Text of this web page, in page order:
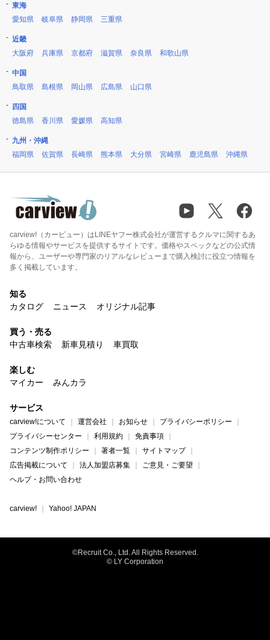
東海
愛知県
岐阜県 静岡県 三重県
近畿
大阪府
兵庫県 京都府 滋賀県 奈良県 和歌山県
中国
鳥取県
島根県 岡山県 広島県 山口県
四国
徳島県
香川県 愛媛県 高知県
九州・沖縄
福岡県
佐賀県 長崎県 熊本県 大分県 宮崎県 鹿児島県 沖縄県
carview!（カービュー）はLINEヤフー株式会社が運営するクルマに関するあ
らゆる情報やサービスを提供するサイトです。価格やスペックなどの公式情
報から、ユーザーや専門家のリアルなレビューまで購入検討に役立つ情報を
多く掲載しています。
知る
カタログ
ニュース オリジナル記事
買う・売る
中古車検索
新車見積り 車買取
楽しむ
マイカー
みんカラ
サービス
carview!について 運営会社 お知らせ
プライバシーポリシー
プライバシーセンター
利用規約
免責事項
コンテンツ制作ポリシー
著者一覧
サイトマップ
広告掲載について
法人加盟店募集
ご意見・ご要望
ヘルプ・お問い合わせ
carview! Yahoo! JAPAN
©Recruit Co., Ltd. All Rights Reserved.
© LY Corporation